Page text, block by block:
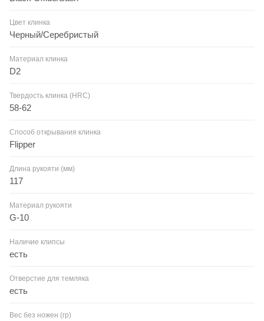
Цвет клинка
Черный/Серебристый
Материал клинка
D2
Твердость клинка (HRC)
58-62
Способ открывания клинка
Flipper
Длина рукояти (мм)
117
Материал рукояти
G-10
Наличие клипсы
есть
Отверстие для темляка
есть
Вес без ножен (гр)